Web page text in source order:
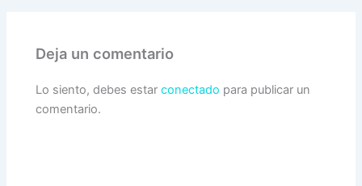
Deja un comentario
Lo siento, debes estarconectado para publicar un
comentario.